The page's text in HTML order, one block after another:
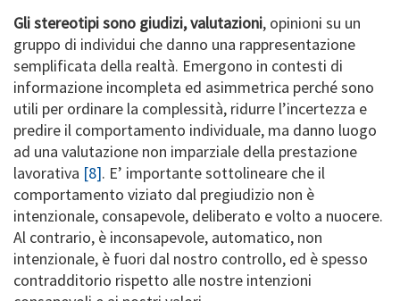
Gli stereotipi sono giudizi, valutazioni, opinioni su un
gruppo di individui che danno una rappresentazione
semplificata della realtà. Emergono in contesti di
informazione incompleta ed asimmetrica perché sono
utili per ordinare la complessità, ridurre l’incertezza e
predire il comportamento individuale, ma danno luogo
ad una valutazione non imparziale della prestazione
lavorativa [8]. E’ importante sottolineare che il
comportamento viziato dal pregiudizio non è
intenzionale, consapevole, deliberato e volto a nuocere.
Al contrario, è inconsapevole, automatico, non
intenzionale, è fuori dal nostro controllo, ed è spesso
contradditorio rispetto alle nostre intenzioni